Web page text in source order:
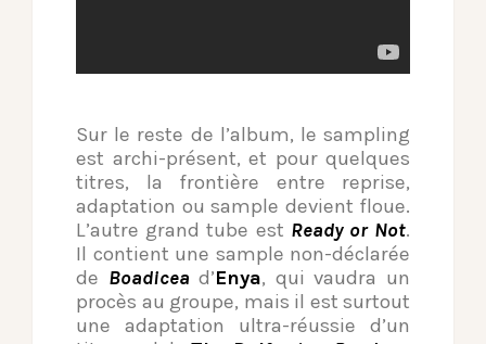
Sur le reste de l’album, le sampling
est archi-présent, et pour quelques
titres, la frontière entre reprise,
adaptation ou sample devient floue.
L’autre grand tube est Ready or Not.
Il contient une sample non-déclarée
de Boadicea d’Enya, qui vaudra un
procès au groupe, mais il est surtout
une adaptation ultra-réussie d’un